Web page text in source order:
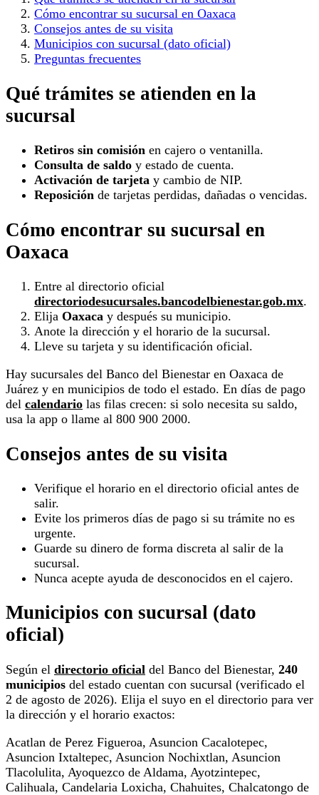
Cómo encontrar su sucursal en Oaxaca
Consejos antes de su visita
Municipios con sucursal (dato oficial)
Preguntas frecuentes
Qué trámites se atienden en la
sucursal
Retiros sin comisión en cajero o ventanilla.
Consulta de saldo y estado de cuenta.
Activación de tarjeta y cambio de NIP.
Reposición de tarjetas perdidas, dañadas o vencidas.
Cómo encontrar su sucursal en
Oaxaca
Entre al directorio oficial
directoriodesucursales.bancodelbienestar.gob.mx.
Elija Oaxaca y después su municipio.
Anote la dirección y el horario de la sucursal.
Lleve su tarjeta y su identificación oficial.
Hay sucursales del Banco del Bienestar en Oaxaca de
Juárez y en municipios de todo el estado. En días de pago
del calendario las filas crecen: si solo necesita su saldo,
usa la app o llame al 800 900 2000.
Consejos antes de su visita
Verifique el horario en el directorio oficial antes de
salir.
Evite los primeros días de pago si su trámite no es
urgente.
Guarde su dinero de forma discreta al salir de la
sucursal.
Nunca acepte ayuda de desconocidos en el cajero.
Municipios con sucursal (dato
oficial)
Según el directorio oficial del Banco del Bienestar, 240
municipios del estado cuentan con sucursal (verificado el
2 de agosto de 2026). Elija el suyo en el directorio para ver
la dirección y el horario exactos:
Acatlan de Perez Figueroa, Asuncion Cacalotepec,
Asuncion Ixtaltepec, Asuncion Nochixtlan, Asuncion
Tlacolulita, Ayoquezco de Aldama, Ayotzintepec,
Calihuala, Candelaria Loxicha, Chahuites, Chalcatongo de